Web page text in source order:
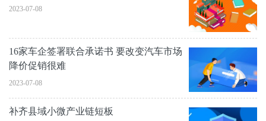
2023-07-08
16家车企签署联合承诺书 要改变汽车市场
降价促销很难
2023-07-08
补齐县域小微产业链短板